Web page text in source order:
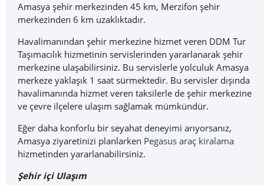
Amasya şehir merkezinden 45 km, Merzifon şehir
merkezinden 6 km uzaklıktadır.
Havalimanından şehir merkezine hizmet veren DDM Tur
Taşımacılık hizmetinin servislerinden yararlanarak şehir
merkezine ulaşabilirsiniz. Bu servislerle yolculuk Amasya
merkeze yaklaşık 1 saat sürmektedir. Bu servisler dışında
havalimanında hizmet veren taksilerle de şehir merkezine
ve çevre ilçelere ulaşım sağlamak mümkündür.
Eğer daha konforlu bir seyahat deneyimi arıyorsanız,
Amasya ziyaretinizi planlarken Pegasus araç kiralama
hizmetinden yararlanabilirsiniz.
Şehir içi Ulaşım